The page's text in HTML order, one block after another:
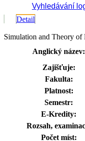
Vyhledávání
Detail
Simulation and Theory
Anglický název:
Zajišťuje:
Fakulta:
Platnost:
Semestr:
E-Kredity:
Rozsah,
Počet míst: